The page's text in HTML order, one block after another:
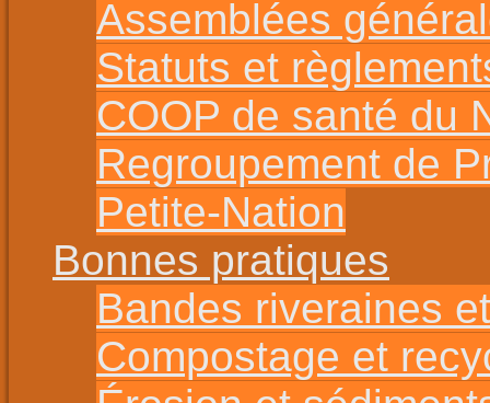
Assemblées
Statuts et
COOP de santé du
Regroupement de
Petite-Nation
Bonnes pratiques
Bandes riveraines
Compostage et